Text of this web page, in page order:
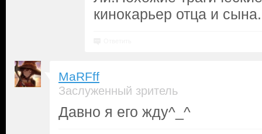
кинокарьер отца и
MaRFff
Заслуженный зритель
Давно я его жду^_^